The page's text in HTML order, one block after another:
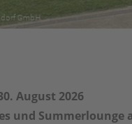
August 2026
und Summerlounge